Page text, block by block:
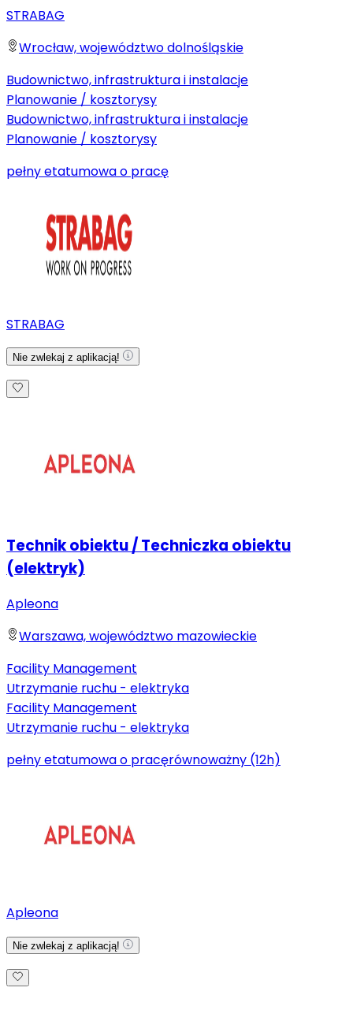
STRABAG
Wrocław, województwo dolnośląskie
Budownictwo, infrastruktura i instalacje
Planowanie / kosztorysy
Budownictwo, infrastruktura i instalacje
Planowanie / kosztorysy
pełny etatumowa o pracę
STRABAG
Nie zwlekaj z aplikacją!
Technik obiektu / Techniczka obiektu
(elektryk)
Apleona
Warszawa, województwo mazowieckie
Facility Management
Utrzymanie ruchu - elektryka
Facility Management
Utrzymanie ruchu - elektryka
pełny etatumowa o pracęrównoważny (12h)
Apleona
Nie zwlekaj z aplikacją!